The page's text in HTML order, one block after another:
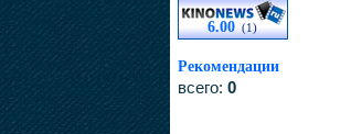
6.00 (1)
Рекомендации
всего: 0